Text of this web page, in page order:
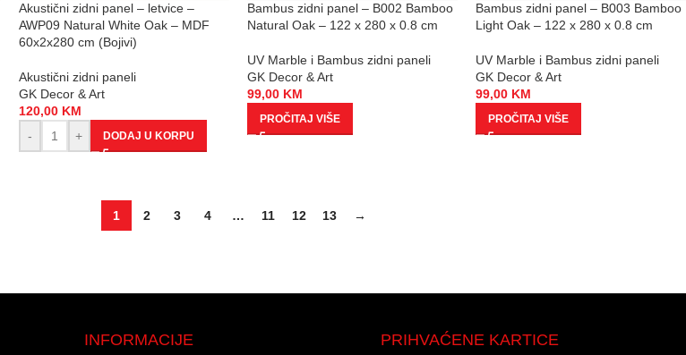
Akustični zidni panel – letvice –
AWP09 Natural White Oak – MDF
60x2x280 cm (Bojivi)
Akustični zidni paneli
GK Decor & Art
120,00 KM
-
+ DODAJ U KORPU
Bambus zidni panel – B002 Bamboo
Natural Oak – 122 x 280 x 0.8 cm
UV Marble i Bambus zidni paneli
GK Decor & Art
99,00 KM
PROČITAJ VIŠE
Bambus zidni panel – B003 Bamboo
Light Oak – 122 x 280 x 0.8 cm
UV Marble i Bambus zidni paneli
GK Decor & Art
99,00 KM
PROČITAJ VIŠE
1 2 3 4 … 11 12 13 →
INFORMACIJE PRIHVAĆENE KARTICE